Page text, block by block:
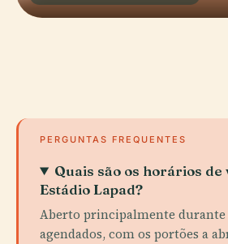
PERGUNTAS FREQUENTES
Quais são os horários de
Estádio Lapad?
Aberto principalmente durante
agendados, com os portões a